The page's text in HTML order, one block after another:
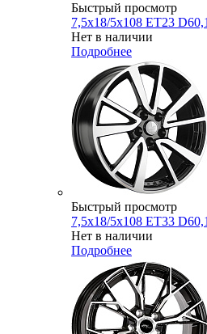
Быстрый просмотр
7,5x18/5x108 ET23
Нет в наличии
Подробнее
Быстрый просмотр
7,5x18/5x108 ET33
Нет в наличии
Подробнее